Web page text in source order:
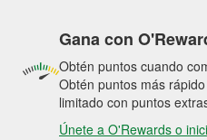
Gana con
Obtén puntos cuando
Obtén puntos más
limitado con puntos
Únete a O'Rewards o